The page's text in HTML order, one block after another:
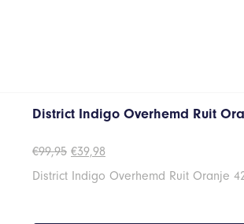
District Indigo Overhemd Ruit
€99,95 Oorspronkelijke
was:
€39,98Huidige
is:
District Indigo Overhemd Ruit Oranje